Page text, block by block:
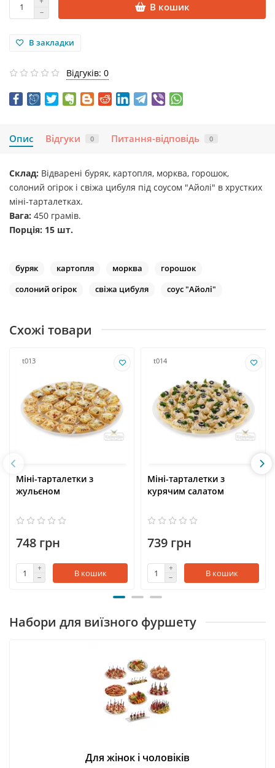
В кошик
В закладки
Відгуків: 0
Опис Відгуки 0 Питання-відповідь 0
Склад: Відварені буряк, картопля, морква, горошок,
солоний огірок і свіжа цибуля під соусом "Айолі" в хрустких
міні-тарталетках.
Вага: 450 грамів.
Порція: 15 шт.
буряк картопля морква
горошок
солоний огірок
свіжа цибуля соус "Айолі"
Схожі товари
t013
Міні-тарталетки з
жульєном
748 грн
В кошик
t014
Міні-тарталетки з
курячим салатом
739 грн
В кошик
Набори для виїзного фуршету
Для жінок і чоловіків